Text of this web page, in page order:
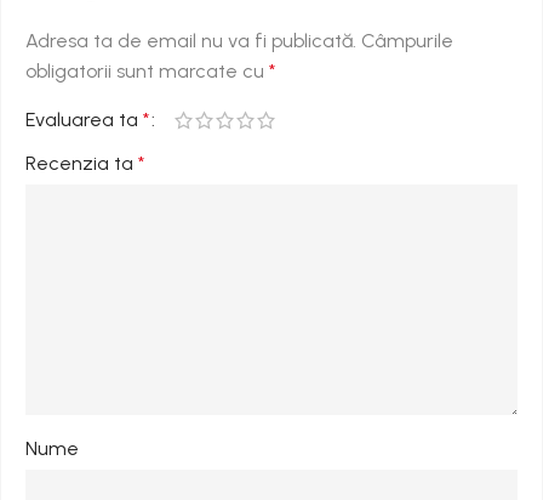
Adresa ta de email nu va fi publicată. Câmpurile
obligatorii sunt marcate cu *
Evaluarea ta *
Recenzia ta *
Nume